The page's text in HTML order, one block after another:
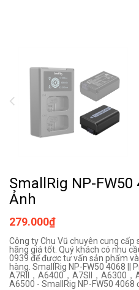
SmallRig NP-FW50
Ảnh
279.000₫
Công ty Chu Vũ chuyên cung
hãng giá tốt. Quý khách có nhu
0939 để được tư vấn sản phẩm
hàng. SmallRig NP-FW50 4068 ||
A7RII，A6400，A7SII，A6300，
A6500 - SmallRig NP-FW50 4068